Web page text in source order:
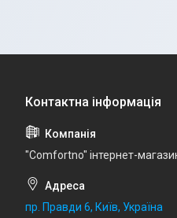
"Comfortno" інтернет-
пр. Правди 6, Київ, Україна